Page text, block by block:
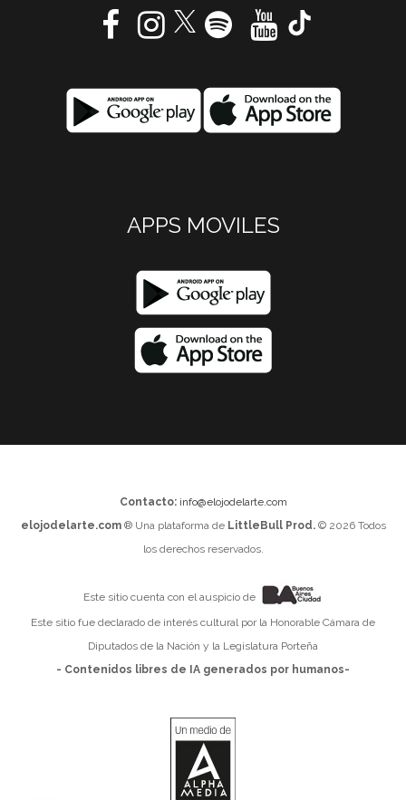
APPS MOVILES
Contacto: info@elojodelarte.com
elojodelarte.com® Una plataforma de LittleBull Prod.© 2026 Todos
los derechos reservados.
Este sitio cuenta con el auspicio de
Este sitio fue declarado de interés cultural por la Honorable Cámara de
Diputados de la Nación y la Legislatura Porteña
- Contenidos libres de IA generados por humanos-